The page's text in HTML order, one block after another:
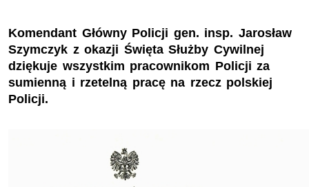
Komendant Główny Policji gen. insp. Jarosław
Szymczyk z okazji Święta Służby Cywilnej
dziękuje wszystkim pracownikom Policji za
sumienną i rzetelną pracę na rzecz polskiej
Policji.